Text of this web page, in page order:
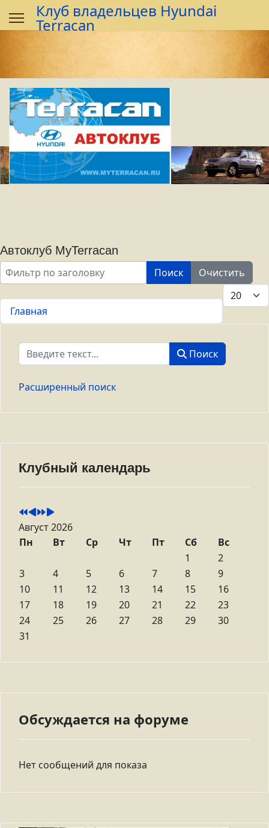
Клуб владельцев Hyundai
Terracan
Автоклуб MyTerracan
Фильтр по заголовку
Поиск
Очистить
Кол-во
Главная
Поиск Поиск
Расширенный поиск
Клубный календарь
год месяц
годмесяц
Август 2026
Пн
Вт Ср Чт Пт Сб
Вс
1
2
3
4 5 6 7 8
9
10
11 12 13 14 15
16
17
18 19 20 21 22
23
24
25 26 27 28 29
30
31
Обсуждается на форуме
Нет сообщений для показа